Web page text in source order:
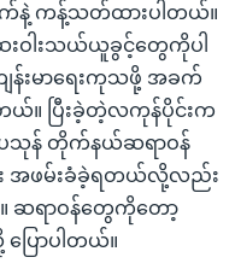
က်နဲ့ ကန့်သတ်ထားပါတယ်။
းဝါးသယ်ယူခွင့်တွေကိုပါ
န်းမာရေးကုသဖို့ အခက်
ယ်။ ပြီးခဲ့တဲ့လကုန်ပိုင်းက
သုန် တိုက်နယ်ဆရာဝန်
း အဖမ်းခံခဲ့ရတယ်လို့လည်း
ဆရာဝန်တွေကိုတော့
ြောပါတယ်။